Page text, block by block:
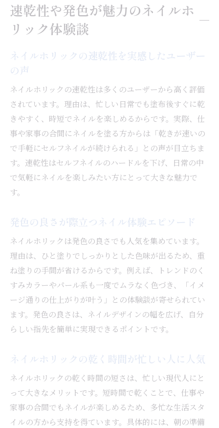
速乾性や発色が魅力のネイルホ
リック体験談
ネイルホリックの速乾性を実感したユーザー
の声
ネイルホリックの速乾性は多くのユーザーから高く評価
されています。理由は、忙しい日常でも塗布後すぐに乾
きやすく、時短でネイルを楽しめるからです。実際、仕
事や家事の合間にネイルを塗る方からは「乾きが速いの
で手軽にセルフネイルが続けられる」との声が目立ちま
す。速乾性はセルフネイルのハードルを下げ、日常の中
で気軽にネイルを楽しみたい方にとって大きな魅力で
す。
発色の良さが際立つネイル体験エピソード
ネイルホリックは発色の良さでも人気を集めています。
理由は、ひと塗りでしっかりとした色味が出るため、重
ね塗りの手間が省けるからです。例えば、トレンドのく
すみカラーやパール系も一度でムラなく色づき、「イメ
ージ通りの仕上がりが叶う」との体験談が寄せられてい
ます。発色の良さは、ネイルデザインの幅を広げ、自分
らしい指先を簡単に実現できるポイントです。
ネイルホリックの乾く時間が忙しい人に人気
ネイルホリックの乾く時間の短さは、忙しい現代人にと
って大きなメリットです。短時間で乾くことで、仕事や
家事の合間でもネイルが楽しめるため、多忙な生活スタ
イルの方から支持を得ています。具体的には、朝の準備